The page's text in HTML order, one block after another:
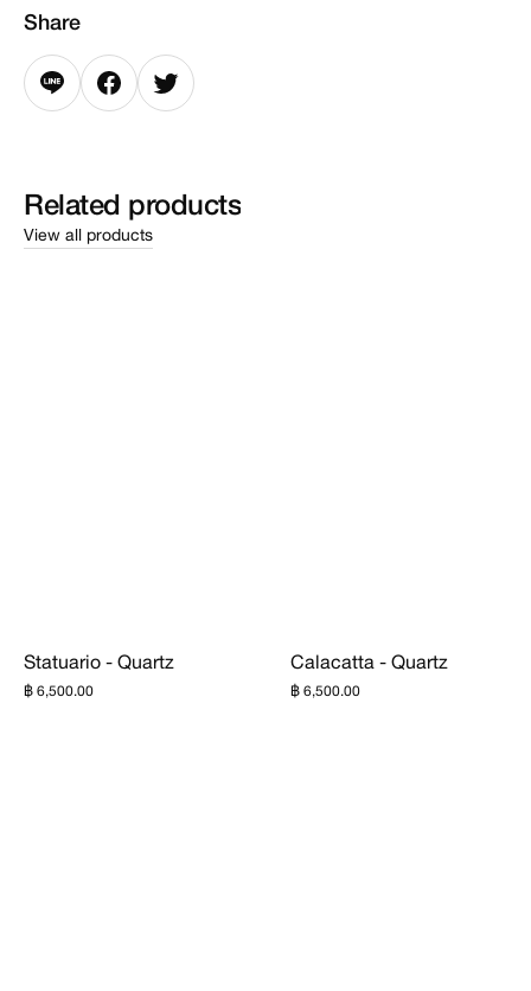
Share
Related products
View all products
Statuario - Quartz
฿ 6,500.00
Calacatta - Quartz
฿ 6,500.00